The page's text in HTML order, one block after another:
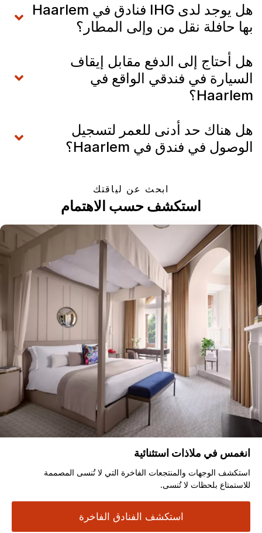
هل يوجد لدى IHG فنادق في Haarlem
بها حافلة نقل من وإلى المطار؟
هل أحتاج إلى الدفع مقابل إيقاف
السيارة في فندقي الواقع في
Haarlem؟
هل هناك حد أدنى للعمر لتسجيل
الوصول في فندق في Haarlem؟
ابحث عن لياقتك
استكشف حسب الاهتمام
انغمس في ملاذات استثنائية
استكشف الوجهات والمنتجعات الفاخرة التي لا تُنسى المصممة
للاستمتاع بلحظات لا تُنسى.
استكشف الفنادق الفاخرة